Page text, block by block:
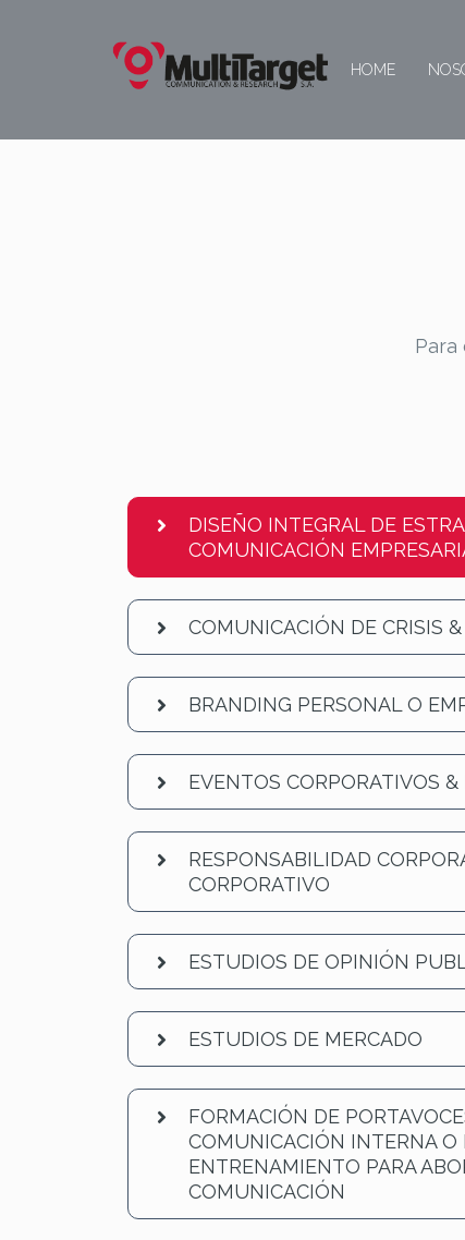
HOME
Para
DISEÑO INTEGRAL DE
COMUNICACIÓN
COMUNICACIÓN DE CRISIS
BRANDING PERSONAL O
EVENTOS CORPORATIVOS
RESPONSABILIDAD
CORPORATIVO
ESTUDIOS DE OPINIÓN
ESTUDIOS DE MERCADO
FORMACIÓN DE
COMUNICACIÓN INTERNA O
ENTRENAMIENTO PARA
COMUNICACIÓN